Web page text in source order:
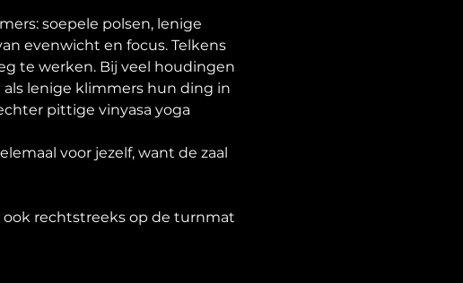
soepele polsen, lenige
evenwicht en focus. Telkens
te werken. Bij veel houdingen
lenige klimmers hun ding in
pittige vinyasa yoga
voor jezelf, want de zaal
ook rechtstreeks op de turnmat